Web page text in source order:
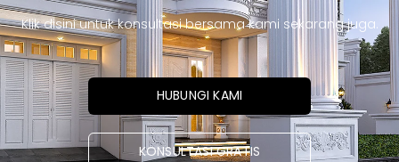
Klik disini untuk konsultasi bersama kami sekarang juga.
HUBUNGI KAMI
KONSULTASI GRATIS